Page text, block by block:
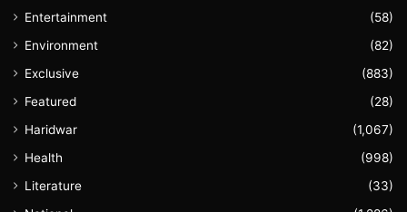
Entertainment
(58)
Environment
(82)
Exclusive
(883)
Featured
(28)
Haridwar
(1,067)
Health
(998)
Literature
(33)